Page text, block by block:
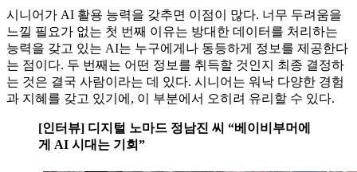
시니어가 AI 활용 능력을 갖추면 이점이 많다. 너무 두려움을
느낄 필요가 없는 첫 번째 이유는 방대한 데이터를 처리하는
능력을 갖고 있는 AI는 누구에게나 동등하게 정보를 제공한다
는 점이다. 두 번째는 어떤 정보를 취득할 것인지 최종 결정하
는 것은 결국 사람이라는 데 있다. 시니어는 워낙 다양한 경험
과 지혜를 갖고 있기에, 이 부분에서 오히려 유리할 수 있다.
[인터뷰] 디지털 노마드 정남진 씨 “베이비부머에
게 AI 시대는 기회”